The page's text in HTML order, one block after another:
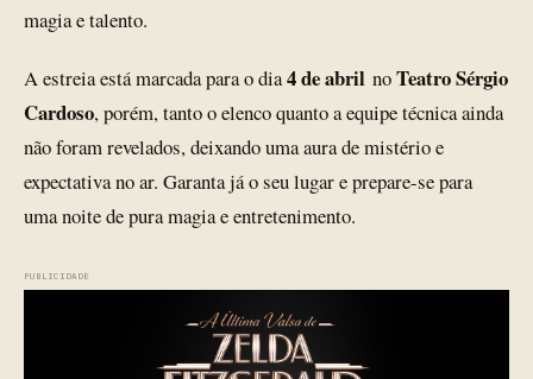
magia e talento.
A estreia está marcada para o dia4 de abril noTeatro Sérgio
Cardoso, porém, tanto o elenco quanto a equipe técnica ainda
não foram revelados, deixando uma aura de mistério e
expectativa no ar. Garanta já o seu lugar e prepare-se para
uma noite de pura magia e entretenimento.
PUBLICIDADE